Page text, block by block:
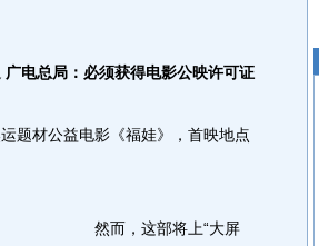
电总局：必须获得电影公映许可证
材公益电影《福娃》，首映地点
然而，这部将上“大屏